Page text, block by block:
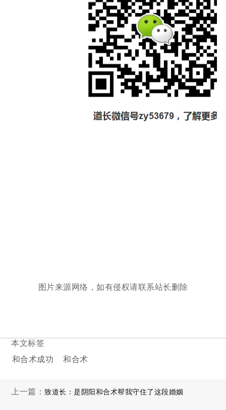
图片来源网络，如有侵权请联系站长删除
本文标签
和合术成功
和合术
上一篇：致道长：是阴阳和合术帮我守住了这段婚姻